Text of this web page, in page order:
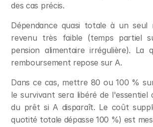
des cas précis.
Dépendance quasi totale à un
revenu très faible (temps partiel
pension alimentaire irrégulière). La
remboursement repose sur A.
Dans ce cas, mettre 80 ou 100 %
le survivant sera libéré de
du prêt si A disparaît. Le coût
quotité totale dépasse 100 %) est